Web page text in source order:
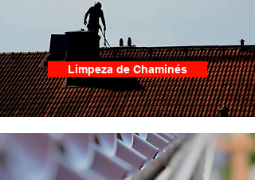
Limpeza de Chaminés